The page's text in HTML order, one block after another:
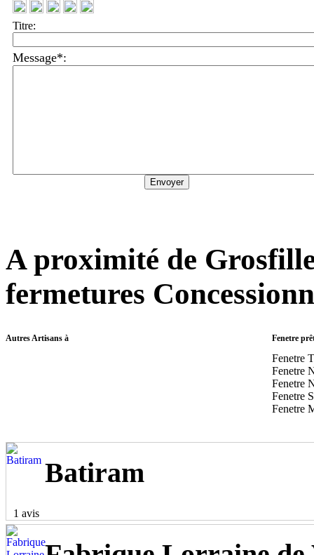
Titre:
Message*:
A proximité de
fermetures
Autres Artisans à Fenetre
Fenetre
Fenetre
Fenetre
Fenetre
Fenetre
Batiram
1 avis